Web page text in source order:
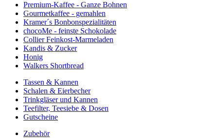
Premium-Kaffee - Ganze Bohnen
Gourmetkaffee - gemahlen
Kramer´s Bonbonspezialitäten
chocoMe - feinste Schokolade
Collier Feinkost-Marmeladen
Kandis & Zucker
Honig
Walkers Shortbread
Tassen & Kannen
Schalen & Eierbecher
Trinkgläser und Kannen
Teefilter, Teesiebe & Dosen
Gutscheine
Zubehör